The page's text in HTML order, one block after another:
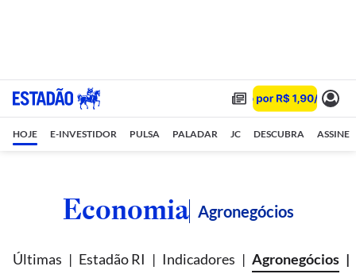
HOJE E-INVESTIDOR PULSA PALADAR JC DESCUBRA ASSINE
Economia Agronegócios
Últimas Estadão RI Indicadores Agronegócios